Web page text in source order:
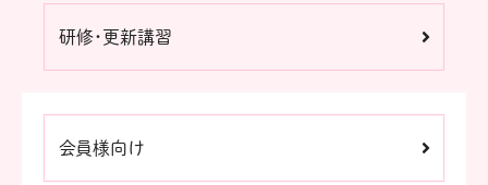
研修・更新講習
会員様向け